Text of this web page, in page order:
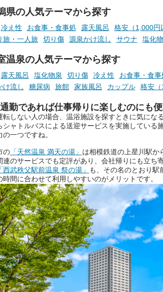
たスポットが続々登場して
。
材記事もあわせて紹介し
すので、気になる施設は
ェックして次のおでかけ
参考にしてみてください
手相やタロットなど
める占いで、“ととの
時間を、もっと特別
県の人気テーマから探す
冷え性 お食事・食事処 露天風呂 格安（1,000円
旅・一人旅
切り傷 源泉かけ流し サウナ 塩化
温泉の人気テーマから探す
露天風呂 塩化物泉 切り傷 冷え性 お食事・食事
け流し
糖尿病 旅館 家族風呂 カップル 格安（
勤であれば仕事帰りに楽しむのにも便
転しない人の場合、温浴施設を探すときに気にな
シャトルバスによる送迎サービスを実施している
の一つですね。
の「天然温泉 満天の湯」 は相模鉄道の上星川駅か
連のサービスでも定評があり、会社帰りにも立ち
「西武秩父駅前温泉 祭の湯」
も、その名のとおり駅
時間に合わせて利用しやすいのがメリットです。